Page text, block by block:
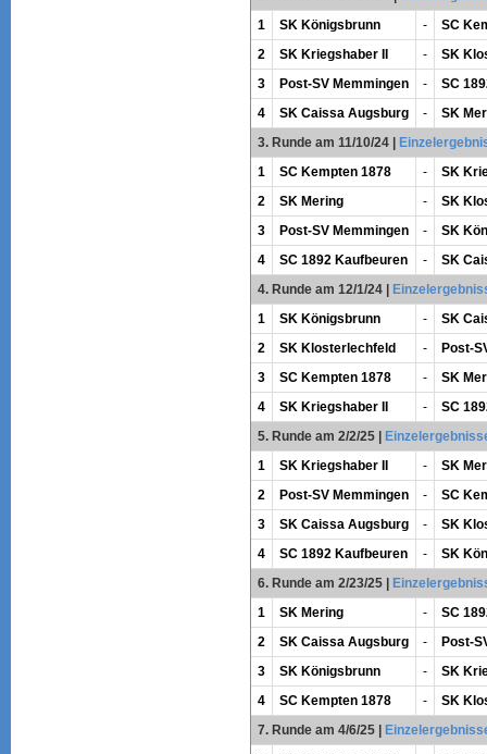
1
SK Königsbrunn -
SC
2
SK Kriegshaber II -
SK
3
Post-SV Memmingen -
SC
4
SK Caissa Augsburg -
SK
3. Runde am 11/10/24|
1
SC Kempten 1878 -
SK
2
SK Mering -
SK
3
Post-SV Memmingen -
SK
4
SC 1892 Kaufbeuren -
SK
4. Runde am 12/1/24|
1
SK Königsbrunn -
SK
2
SK Klosterlechfeld -
Post-
3
SC Kempten 1878 -
SK
4
SK Kriegshaber II -
SC
5. Runde am 2/2/25|
1
SK Kriegshaber II -
SK
2
Post-SV Memmingen -
SC
3
SK Caissa Augsburg -
SK
4
SC 1892 Kaufbeuren -
SK
6. Runde am 2/23/25|
1
SK Mering -
SC
2
SK Caissa Augsburg -
Post-
3
SK Königsbrunn -
SK
4
SC Kempten 1878 -
SK
7. Runde am 4/6/25|